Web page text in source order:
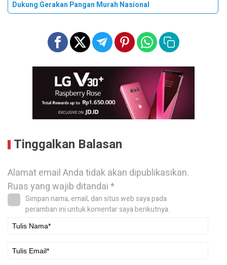
Dukung Gerakan Pangan Murah Nasional
Tinggalkan Balasan
Alamat email Anda tidak akan dipublikasikan.
Ruas yang wajib ditandai*
Simpan nama, email, dan situs web saya pada
peramban ini untuk komentar saya berikutnya.